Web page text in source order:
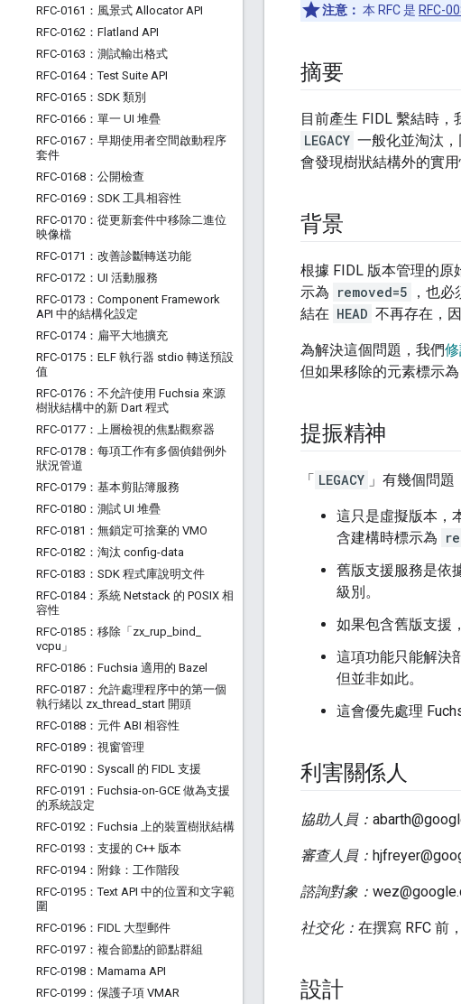
RFC-0161：風景式 Allocator API
RFC-0162：Flatland API
RFC-0163：測試輸出格式
RFC-0164：Test Suite API
RFC-0165：SDK 類別
RFC-0166：單一 UI 堆疊
RFC-0167：早期使用者空間啟動程序
套件
RFC-0168：公開檢查
RFC-0169：SDK 工具相容性
RFC-0170：從更新套件中移除二進位
映像檔
RFC-0171：改善診斷轉送功能
RFC-0172：UI 活動服務
RFC-0173：Component Framework
API 中的結構化設定
RFC-0174：扁平大地擴充
RFC-0175：ELF 執行器 stdio 轉送預設
值
RFC-0176：不允許使用 Fuchsia 來源
樹狀結構中的新 Dart 程式
RFC-0177：上層檢視的焦點觀察器
RFC-0178：每項工作有多個偵錯例外
狀況管道
RFC-0179：基本剪貼簿服務
RFC-0180：測試 UI 堆疊
RFC-0181：無鎖定可捨棄的 VMO
RFC-0182：淘汰 config-data
RFC-0183：SDK 程式庫說明文件
RFC-0184：系統 Netstack 的 POSIX 相
容性
RFC-0185：移除「zx rup bind
vcpu」
RFC-0186：Fuchsia 適用的 Bazel
RFC-0187：允許處理程序中的第一個
執行緒以 zx _thread start 開頭
RFC-0188：元件 ABI 相容性
RFC-0189：視窗管理
RFC-0190：Syscall 的 FIDL 支援
RFC-0191：Fuchsia-on-GCE 做為支援
的系統設定
RFC-0192：Fuchsia 上的裝置樹狀結構
RFC-0193：支援的 C++ 版本
RFC-0194：附錄：工作階段
RFC-0195：Text API 中的位置和文字範
圍
RFC-0196：FIDL 大型郵件
RFC-0197：複合節點的節點群組
RFC-0198：Mamama API
RFC-0199：保護子項 VMAR
注意： 本 RFC 是 RFC-
摘要
目前產生 FIDL 繫結時，
LEGACY 一般化並淘汰
會發現樹狀結構外的實用
背景
根據 FIDL 版本管理的原
示為 removed=5 ，也
結在 HEAD 不再存在，
為解決這個問題，我們
但如果移除的元素標示為
提振精神
「 LEGACY 」有幾個問題
這只是虛擬版本，
含建構時標示為
舊版支援服務是依
級別。
如果包含舊版支援
這項功能只能解決
但並非如此。
這會優先處理
利害關係人
協助人員：
審查人員：
諮詢對象：
社交化： 在撰寫 RFC 前
設計